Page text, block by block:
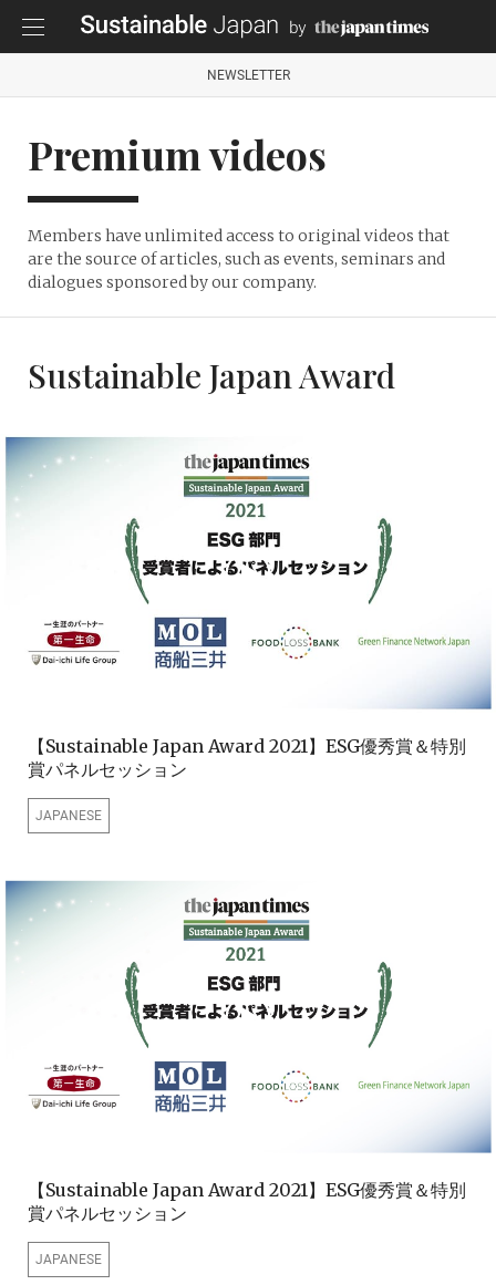
NEWSLETTER
Premium videos
Members have unlimited access to original videos that
are the source of articles, such as events, seminars and
dialogues sponsored by our company.
Sustainable Japan Award
【Sustainable Japan Award 2021】ESG優秀賞＆特別
賞パネルセッション
JAPANESE
【Sustainable Japan Award 2021】ESG優秀賞＆特別
賞パネルセッション
JAPANESE